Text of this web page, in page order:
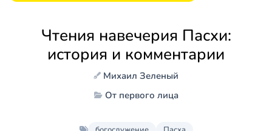
Чтения навечерия Пасхи:
история и комментарии
Михаил Зеленый
От первого лица